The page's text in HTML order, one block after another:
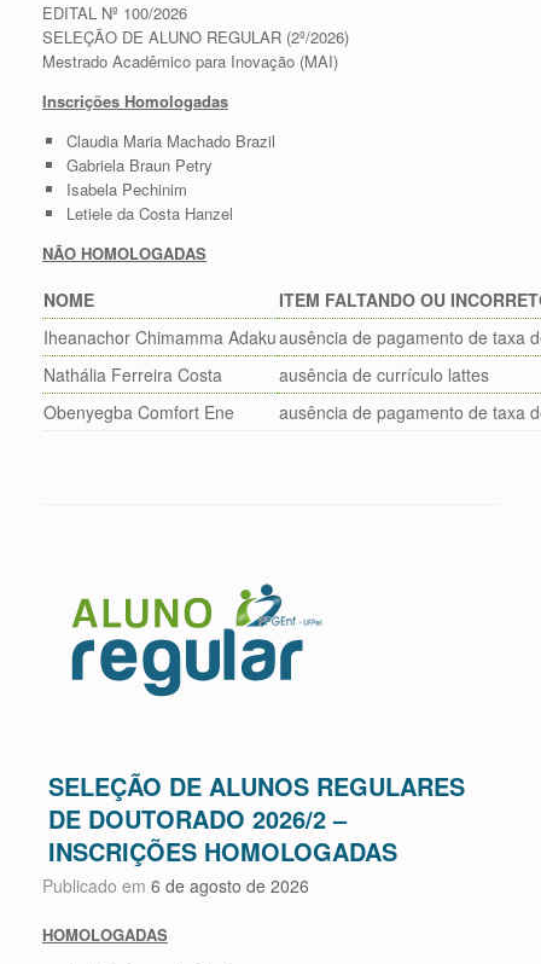
EDITAL Nº 100/2026
SELEÇÃO DE ALUNO REGULAR (2º/2026)
Mestrado Acadêmico para Inovação (MAI)
Inscrições Homologadas
Claudia Maria Machado Brazil
Gabriela Braun Petry
Isabela Pechinim
Letiele da Costa Hanzel
NÃO HOMOLOGADAS
NOME
ITEM FALTANDO OU
Iheanachor Chimamma Adakuausência de pagamento de taxa
Nathália Ferreira Costa
ausência de currículo lattes
Obenyegba Comfort Ene
ausência de pagamento de taxa
SELEÇÃO DE ALUNOS REGULARES
DE DOUTORADO 2026/2 –
INSCRIÇÕES HOMOLOGADAS
Publicado em 6 de agosto de 2026
HOMOLOGADAS